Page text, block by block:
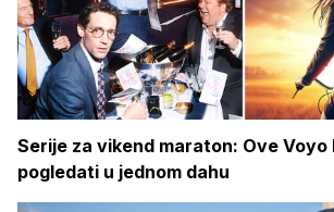
Serije za vikend maraton: Ove
pogledati u jednom dahu